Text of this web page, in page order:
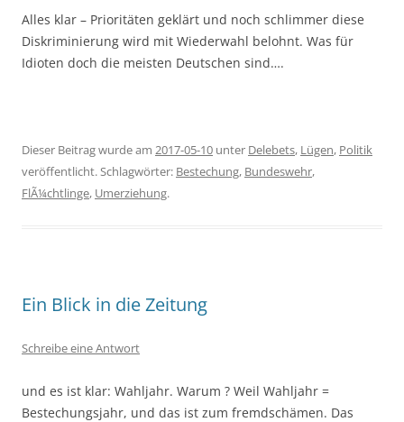
Alles klar – Prioritäten geklärt und noch schlimmer diese
Diskriminierung wird mit Wiederwahl belohnt. Was für
Idioten doch die meisten Deutschen sind….
Dieser Beitrag wurde am 2017-05-10 unter Delebets, Lügen, Politik
veröffentlicht. Schlagwörter: Bestechung, Bundeswehr,
FlÃ¼chtlinge, Umerziehung.
Ein Blick in die Zeitung
Schreibe eine Antwort
und es ist klar: Wahljahr. Warum ? Weil Wahljahr =
Bestechungsjahr, und das ist zum fremdschämen. Das